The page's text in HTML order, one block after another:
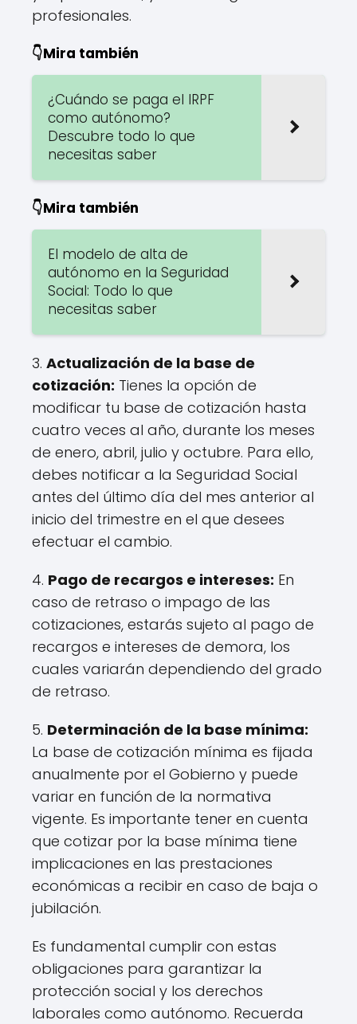
profesionales.
👇Mira también
¿Cuándo se paga el IRPF
como autónomo?
Descubre todo lo que
necesitas saber
👇Mira también
El modelo de alta de
autónomo en la Seguridad
Social: Todo lo que
necesitas saber
3. Actualización de la base de
cotización: Tienes la opción de
modificar tu base de cotización hasta
cuatro veces al año, durante los meses
de enero, abril, julio y octubre. Para ello,
debes notificar a la Seguridad Social
antes del último día del mes anterior al
inicio del trimestre en el que desees
efectuar el cambio.
4. Pago de recargos e intereses: En
caso de retraso o impago de las
cotizaciones, estarás sujeto al pago de
recargos e intereses de demora, los
cuales variarán dependiendo del grado
de retraso.
5. Determinación de la base mínima:
La base de cotización mínima es fijada
anualmente por el Gobierno y puede
variar en función de la normativa
vigente. Es importante tener en cuenta
que cotizar por la base mínima tiene
implicaciones en las prestaciones
económicas a recibir en caso de baja o
jubilación.
Es fundamental cumplir con estas
obligaciones para garantizar la
protección social y los derechos
laborales como autónomo. Recuerda